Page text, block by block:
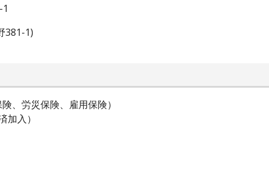
381-1)
、労災保険、雇用保険）
入）